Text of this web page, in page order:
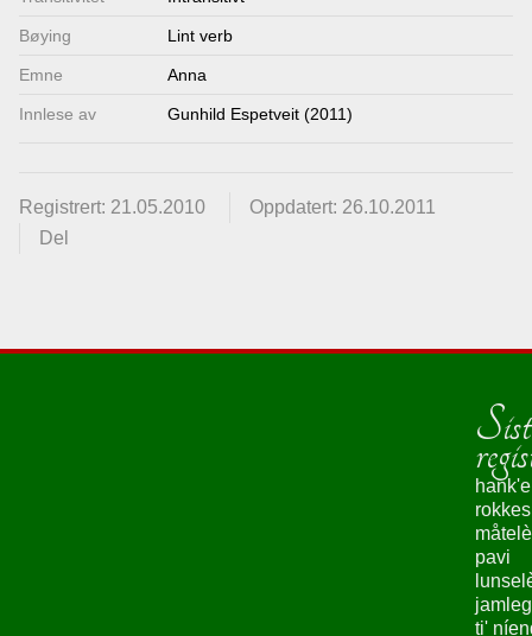
Bøying Lint verb
Emne Anna
Innlese av Gunhild Espetveit (2011)
Registrert: 21.05.2010
Oppdatert: 26.10.2011
Del
hank'e
pavi
ti'